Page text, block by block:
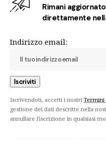
Rimani
direttamente
Indirizzo email:
Iscrivendoti, accetti i nostri
gestione dei dati descritte nella
annullare l'iscrizione in qualsiasi